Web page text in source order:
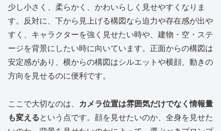
少し小さく、柔らかく、かわいらしく見せやすくなりま
す。反対に、下から見上げる構図なら迫力や存在感が出や
すく、キャラクターを強く見せたい時や、建物・空・ステ
ージを背景にしたい時に向いています。正面からの構図は
安定感があり、横からの構図はシルエットや横顔、動きの
方向を見せるのに便利です。
ここで大切なのは、 カメラ位置は雰囲気だけでなく情報量
も変えるという点です。顔を見せたいのか、全身を見せた